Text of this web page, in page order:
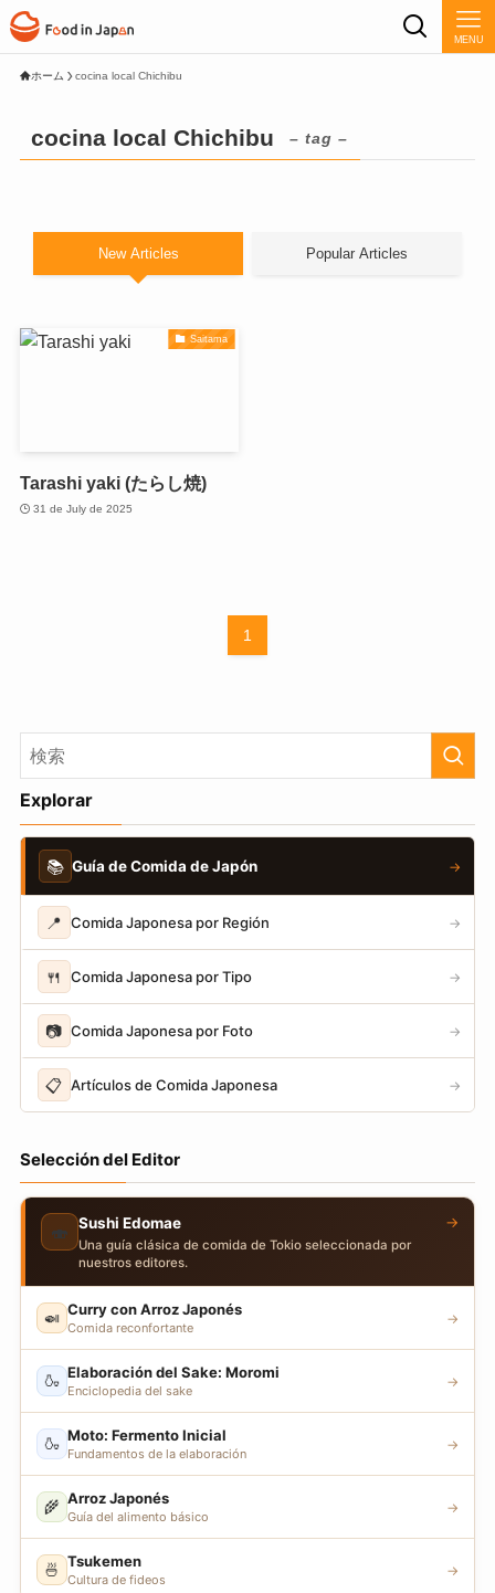
MENU
ホーム cocina local Chichibu
cocina local Chichibu – tag –
New Articles Popular Articles
Saitama
Tarashi yaki (たらし焼)
31 de July de 2025
1
Explorar
📚 Guía de Comida de Japón →
📍 Comida Japonesa por Región →
🍴 Comida Japonesa por Tipo →
📷 Comida Japonesa por Foto →
📋 Artículos de Comida Japonesa →
Selección del Editor
🍣 Sushi Edomae
Una guía clásica de comida de Tokio seleccionada por
nuestros editores.
→
🍛 Curry con Arroz Japonés
Comida reconfortante
→
🍶 Elaboración del Sake: Moromi
Enciclopedia del sake
→
🍶 Moto: Fermento Inicial
Fundamentos de la elaboración
→
🌾 Arroz Japonés
Guía del alimento básico
→
🍜 Tsukemen
Cultura de fideos
→